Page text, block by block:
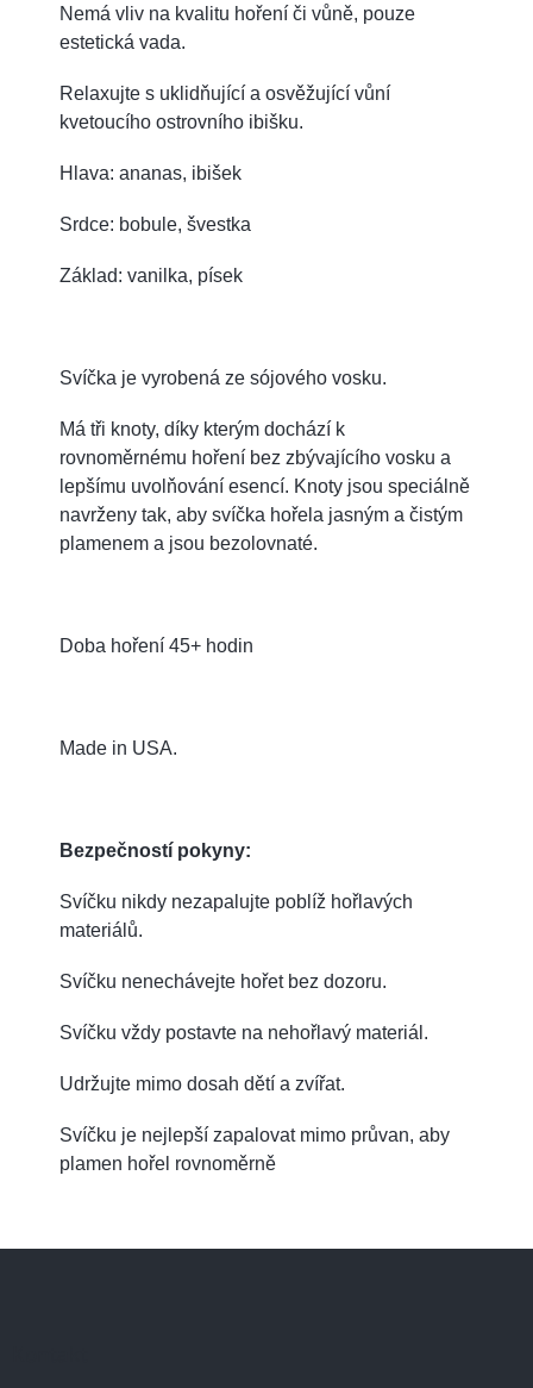
Nemá vliv na kvalitu hoření či vůně, pouze
estetická vada.
Relaxujte s uklidňující a osvěžující vůní
kvetoucího ostrovního ibišku.
Hlava: ananas, ibišek
Srdce: bobule, švestka
Základ: vanilka, písek
Svíčka je vyrobená ze sójového vosku.
Má tři knoty, díky kterým dochází k
rovnoměrnému hoření bez zbývajícího vosku a
lepšímu uvolňování esencí. Knoty jsou speciálně
navrženy tak, aby svíčka hořela jasným a čistým
plamenem a jsou bezolovnaté.
Doba hoření 45+ hodin
Made in USA.
Bezpečností pokyny:
Svíčku nikdy nezapalujte poblíž hořlavých
materiálů.
Svíčku nenechávejte hořet bez dozoru.
Svíčku vždy postavte na nehořlavý materiál.
Udržujte mimo dosah dětí a zvířat.
Svíčku je nejlepší zapalovat mimo průvan, aby
plamen hořel rovnoměrně